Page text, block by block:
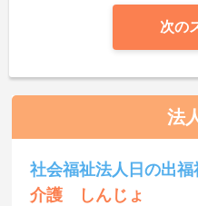
次の
法
社会福祉法人日の出
介護 しんじょ